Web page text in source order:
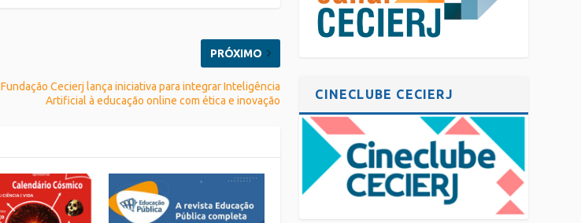
PRÓXIMO
Fundação Cecierj lança iniciativa para integrar Inteligência
Artificial à educação online com ética e inovação
CINECLUBE CECIERJ